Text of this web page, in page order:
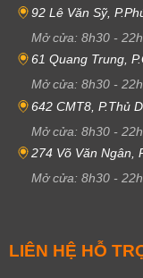
92 Lê Văn Sỹ,
Mở cửa: 8h30 -
61 Quang Trung,
Mở cửa: 8h30 -
642 CMT8, P.Thủ
Mở cửa: 8h30 -
274 Võ Văn Ngân,
Mở cửa: 8h30 -
LIÊN HỆ HỖ